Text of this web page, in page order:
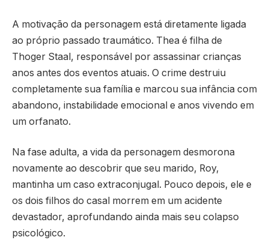
A motivação da personagem está diretamente ligada
ao próprio passado traumático. Thea é filha de
Thoger Staal, responsável por assassinar crianças
anos antes dos eventos atuais. O crime destruiu
completamente sua família e marcou sua infância com
abandono, instabilidade emocional e anos vivendo em
um orfanato.
Na fase adulta, a vida da personagem desmorona
novamente ao descobrir que seu marido, Roy,
mantinha um caso extraconjugal. Pouco depois, ele e
os dois filhos do casal morrem em um acidente
devastador, aprofundando ainda mais seu colapso
psicológico.